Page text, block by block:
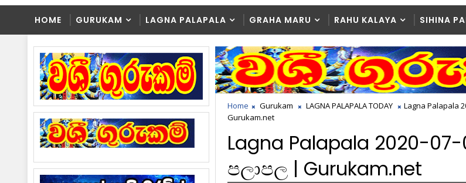
HOME GURUKAM LAGNA PALAPALA GRAHA MARU RAHU KALAYA SIHINA
Home Gurukam LAGNA PALAPALA TODAY
Lagna Palapala
Gurukam.net
Lagna Palapala 2020-
පලාපල | Gurukam.net